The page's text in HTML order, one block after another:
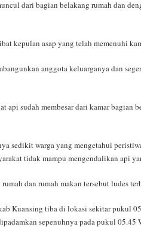
dari bagian belakang rumah dan
kepulan asap yang telah memenuhi
anggota keluarganya dan
api sudah membesar dari kamar bagian
sedikit warga yang mengetahui
tidak mampu mengendalikan api
dan rumah makan tersebut ludes
Kuansing tiba di lokasi sekitar pukul
sepenuhnya pada pukul 05.45